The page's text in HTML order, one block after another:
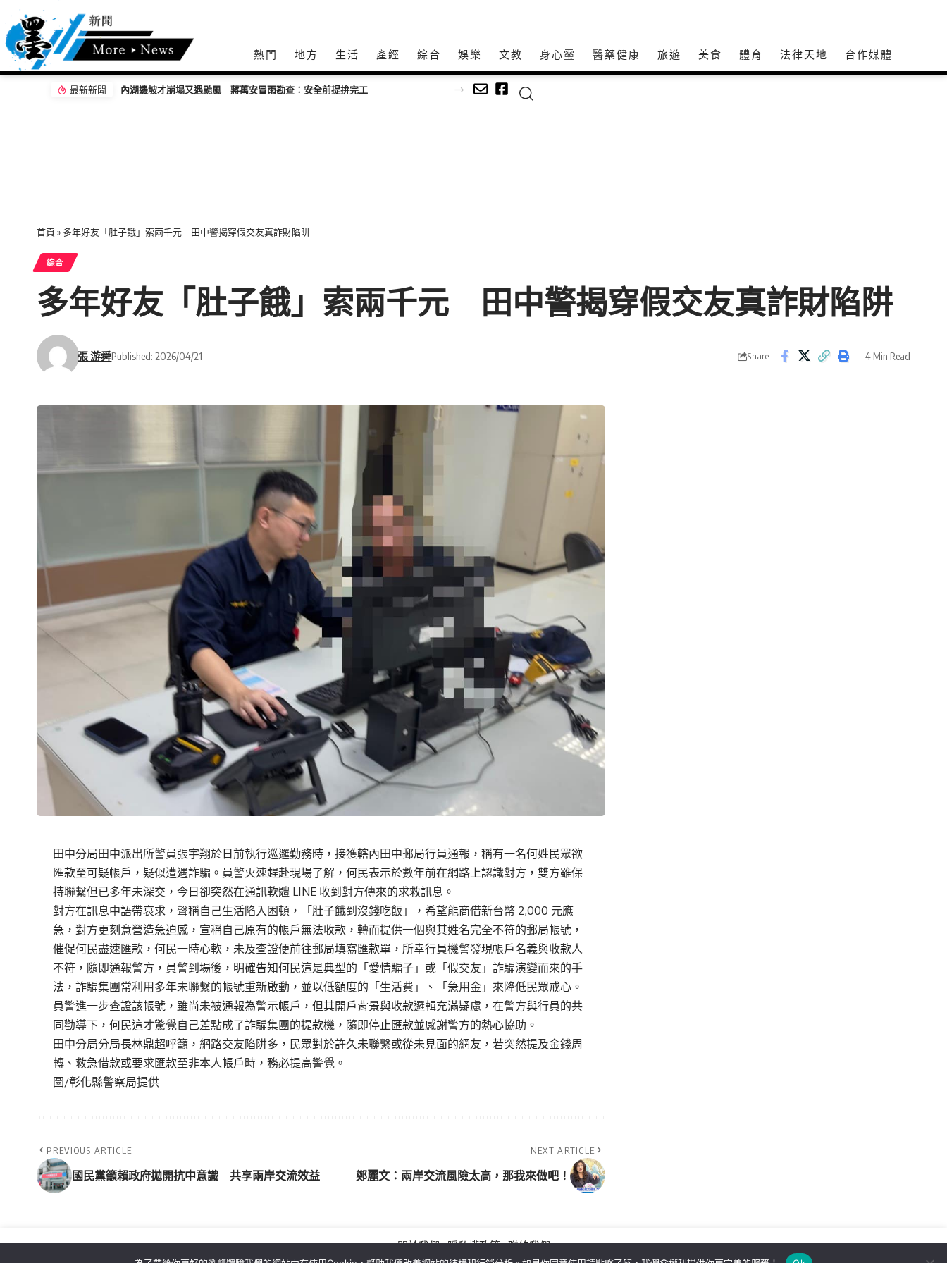
熱門 地方 生活 產經 綜合 娛樂 文教 身心𩆜 醫藥健康 旅遊 美食 體育 法律天地 合作媒體
最新新聞 內湖邊坡才崩塌又遇颱風 蔣萬安冒雨勘查：安全前提拚完工
首頁 » 多年好友「肚子餓」索兩千元 田中警揭穿假交友真詐財陷阱
綜合
多年好友「肚子餓」索兩千元 田中警揭穿假交友真詐財陷阱
張 游舜Published: 2026/04/21 Share 4 Min Read
田中分局田中派出所警員張宇翔於日前執行巡邏勤務時，接獲轄內田中郵局行員通報，稱有一名何姓民眾欲
匯款至可疑帳戶，疑似遭遇詐騙。員警火速趕赴現場了解，何民表示於數年前在網路上認識對方，雙方雖保
持聯繫但已多年未深交，今日卻突然在通訊軟體 LINE 收到對方傳來的求救訊息。
對方在訊息中語帶哀求，聲稱自己生活陷入困頓，「肚子餓到沒錢吃飯」，希望能商借新台幣 2,000 元應
急，對方更刻意營造急迫感，宣稱自己原有的帳戶無法收款，轉而提供一個與其姓名完全不符的郵局帳號，
催促何民盡速匯款，何民一時心軟，未及查證便前往郵局填寫匯款單，所幸行員機警發現帳戶名義與收款人
不符，隨即通報警方，員警到場後，明確告知何民這是典型的「愛情騙子」或「假交友」詐騙演變而來的手
法，詐騙集團常利用多年未聯繫的帳號重新啟動，並以低額度的「生活費」、「急用金」來降低民眾戒心。
員警進一步查證該帳號，雖尚未被通報為警示帳戶，但其開戶背景與收款邏輯充滿疑慮，在警方與行員的共
同勸導下，何民這才驚覺自己差點成了詐騙集團的提款機，隨即停止匯款並感謝警方的熱心協助。
田中分局分局長林鼎超呼籲，網路交友陷阱多，民眾對於許久未聯繫或從未見面的網友，若突然提及金錢周
轉、救急借款或要求匯款至非本人帳戶時，務必提高警覺。
圖/彰化縣警察局提供
PREVIOUS ARTICLE
國民黨籲賴政府拋開抗中意識 共享兩岸交流效益
NEXT ARTICLE
鄭麗文：兩岸交流風險太高，那我來做吧！
關於我們 隱私權政策 聯絡我們